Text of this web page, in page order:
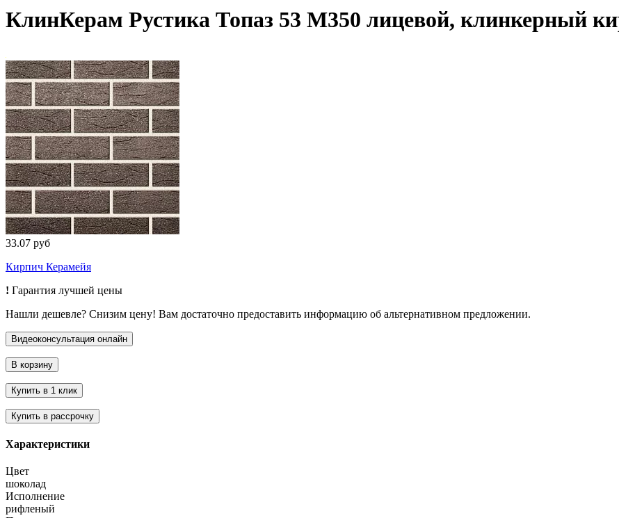
КлинКерам Рустика Топаз 53 М350 лицевой, клинкерный
33.07 руб
Кирпич Керамейя
! Гарантия лучшей цены
Нашли дешевле? Снизим цену! Вам достаточно предоставить информацию об альтернативном предложении.
Характеристики
Цвет
шоколад
Исполнение
рифленый